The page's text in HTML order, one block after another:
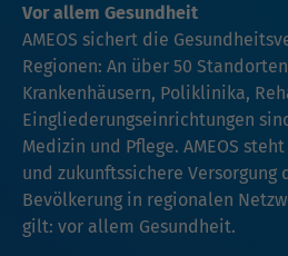
Vor allem Gesundheit
AMEOS sichert die
Regionen: An über 50
Krankenhäusern, Poliklinika,
Eingliederungseinrichtungen
Medizin und Pflege. AMEOS
und zukunftssichere Versorgung
Bevölkerung in regionalen
gilt: vor allem Gesundheit.